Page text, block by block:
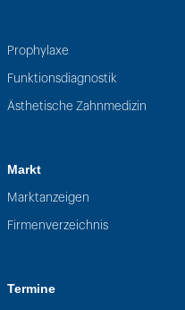
Prophylaxe
Funktionsdiagnostik
Ästhetische Zahnmedizin
Markt
Marktanzeigen
Firmenverzeichnis
Termine